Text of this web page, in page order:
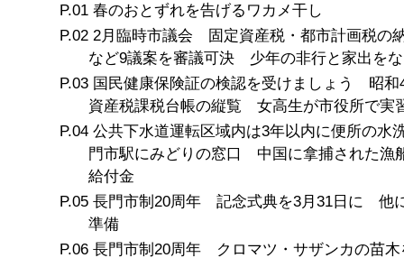
春のおとずれを告げるワカメ干し
2月臨時市議会 固定資産税・都市計画税の
など9議案を審議可決 少年の非行と家出を
国民健康保険証の検認を受けましょう 昭和
資産税課税台帳の縦覧 女高生が市役所で実
公共下水道運転区域内は3年以内に便所の
門市駅にみどりの窓口 中国に拿捕された漁
給付金
長門市制20周年 記念式典を3月31日に 他
準備
長門市制20周年 クロマツ・サザンカの苗木